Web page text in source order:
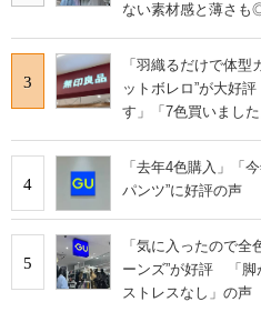
ない素材感と薄さも
3
「羽織るだけで体
ットボレロ”が大好
す」「7色買いました
4
「去年4色購入」「
パンツ”に好評の声
5
「気に入ったので
ーンズ”が好評 「脚
ストレスなし」の声